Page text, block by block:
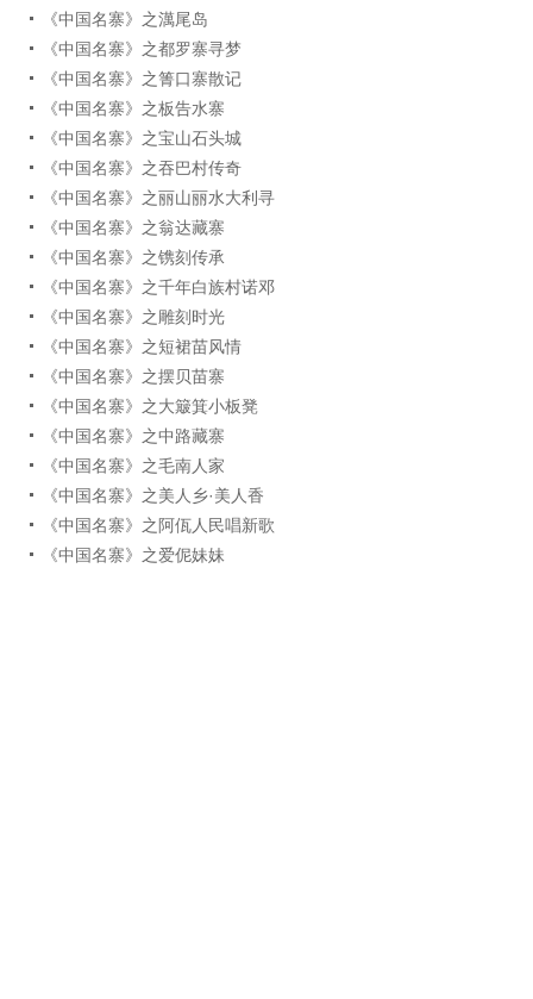
《中国名寨》之澫尾岛
《中国名寨》之都罗寨寻梦
《中国名寨》之箐口寨散记
《中国名寨》之板告水寨
《中国名寨》之宝山石头城
《中国名寨》之吞巴村传奇
《中国名寨》之丽山丽水大利寻
《中国名寨》之翁达藏寨
《中国名寨》之镌刻传承
《中国名寨》之千年白族村诺邓
《中国名寨》之雕刻时光
《中国名寨》之短裙苗风情
《中国名寨》之摆贝苗寨
《中国名寨》之大簸箕小板凳
《中国名寨》之中路藏寨
《中国名寨》之毛南人家
《中国名寨》之美人乡·美人香
《中国名寨》之阿佤人民唱新歌
《中国名寨》之爱伲妹妹